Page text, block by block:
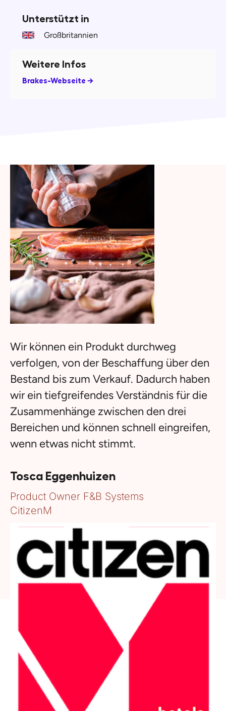
Unterstützt in
Großbritannien
Weitere Infos
Brakes-Webseite →
Wir können ein Produkt durchweg
verfolgen, von der Beschaffung über den
Bestand bis zum Verkauf. Dadurch haben
wir ein tiefgreifendes Verständnis für die
Zusammenhänge zwischen den drei
Bereichen und können schnell eingreifen,
wenn etwas nicht stimmt.
Tosca Eggenhuizen
Product Owner F&B Systems
CitizenM